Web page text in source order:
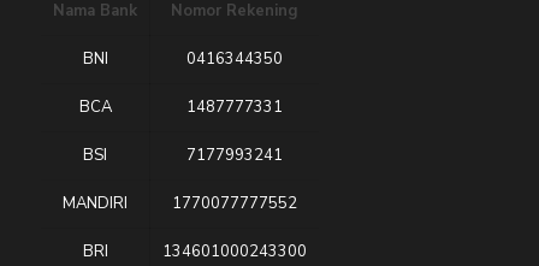
Nama Bank Nomor Rekening
BNI 0416344350
BCA 1487777331
BSI 7177993241
MANDIRI 1770077777552
BRI 134601000243300